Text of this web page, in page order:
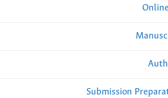
Submission